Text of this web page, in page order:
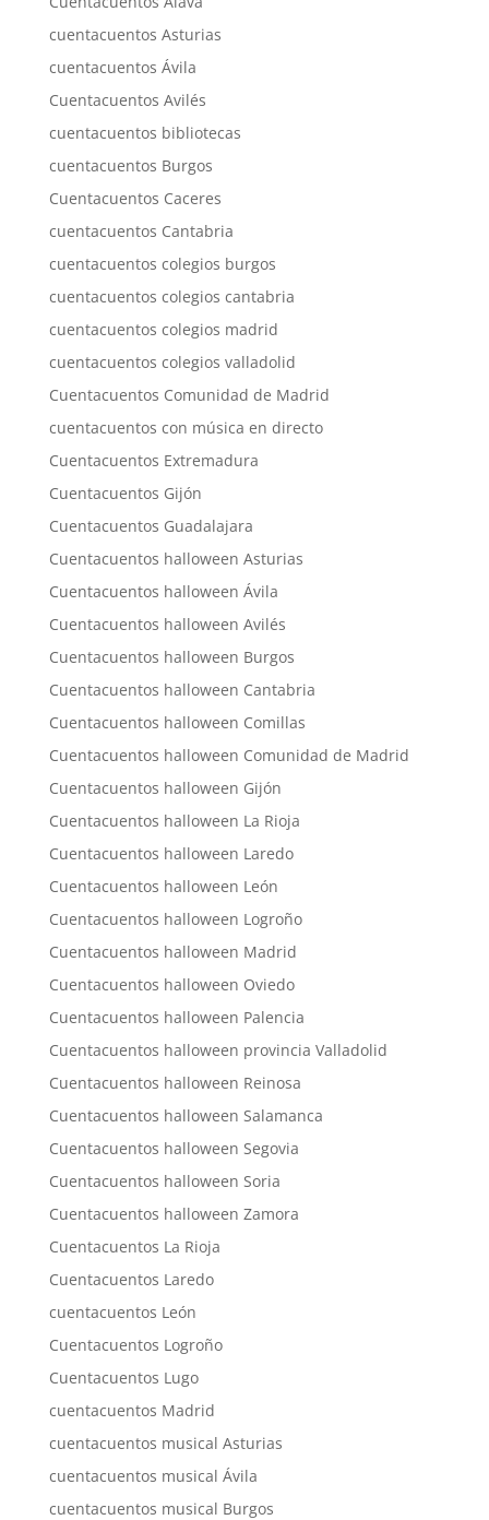
cuentacuentos Asturias
cuentacuentos Ávila
Cuentacuentos Avilés
cuentacuentos bibliotecas
cuentacuentos Burgos
Cuentacuentos Caceres
cuentacuentos Cantabria
cuentacuentos colegios burgos
cuentacuentos colegios cantabria
cuentacuentos colegios madrid
cuentacuentos colegios valladolid
Cuentacuentos Comunidad de Madrid
cuentacuentos con música en directo
Cuentacuentos Extremadura
Cuentacuentos Gijón
Cuentacuentos Guadalajara
Cuentacuentos halloween Asturias
Cuentacuentos halloween Ávila
Cuentacuentos halloween Avilés
Cuentacuentos halloween Burgos
Cuentacuentos halloween Cantabria
Cuentacuentos halloween Comillas
Cuentacuentos halloween Comunidad de Madrid
Cuentacuentos halloween Gijón
Cuentacuentos halloween La Rioja
Cuentacuentos halloween Laredo
Cuentacuentos halloween León
Cuentacuentos halloween Logroño
Cuentacuentos halloween Madrid
Cuentacuentos halloween Oviedo
Cuentacuentos halloween Palencia
Cuentacuentos halloween provincia Valladolid
Cuentacuentos halloween Reinosa
Cuentacuentos halloween Salamanca
Cuentacuentos halloween Segovia
Cuentacuentos halloween Soria
Cuentacuentos halloween Zamora
Cuentacuentos La Rioja
Cuentacuentos Laredo
cuentacuentos León
Cuentacuentos Logroño
Cuentacuentos Lugo
cuentacuentos Madrid
cuentacuentos musical Asturias
cuentacuentos musical Ávila
cuentacuentos musical Burgos